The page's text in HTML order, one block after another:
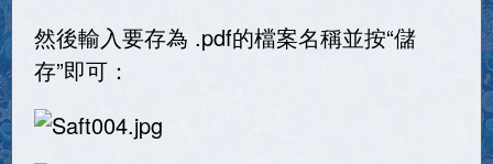
然後輸入要存為 .pdf的檔案名稱並按“儲
存”即可：